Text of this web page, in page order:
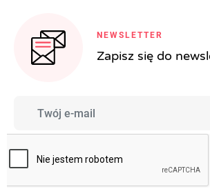
NEWSLETTER
Zapisz się do